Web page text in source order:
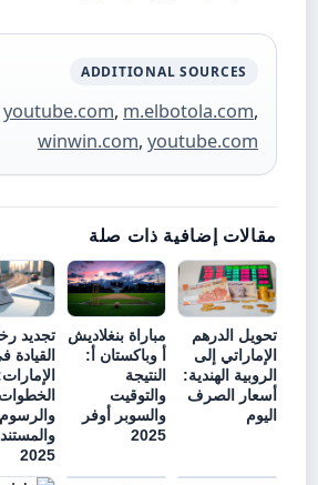
ADDITIONAL SOURCES
,youtube.com ,m.elbotola.com
winwin.com ,youtube.com
مقالات إضافية ذات صلة
تحويل الدرهم
الإماراتي إلى
الروبية الهندية:
أسعار الصرف
اليوم
مباراة بنغلاديش
أ وباكستان أ:
النتيجة
والتوقيت
والسوبر أوفر
2025
تجديد
القيادة
الإمارات:
الخطوات
والرسوم
2025